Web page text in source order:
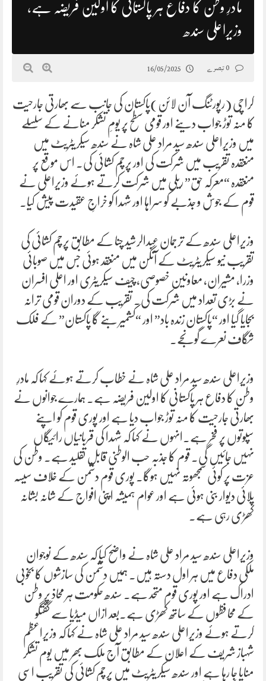
مادرِ وطن کا دفاع ہر پاکستانی کا اولین فریضہ ہے،
وزیراعلی سندھ
16/05/2025
کراچی (رپورٹنگ آن لائن)پاکستان کی جانب سے بھارتی جارحیت
کا منہ توڑ جواب دینے اور قومی سطح پر یومِ تشکر منانے کے سلسلے
میں وزیراعلی سندھ سید مراد علی شاہ نے سندھ سیکریٹریٹ میں
منعقدہ تقریب میں شرکت کی اور پرچم کشائی کی۔ اس موقع پر
منعقدہ “معرکہ حق” ریلی میں شرکت کرتے ہوئے وزیراعلی نے
قوم کے جوش و جذبے کو سراہا اور شہدا کو خراجِ عقیدت پیش کیا۔
وزیراعلی سندھ کے ترجمان عبدالرشید چنا کے مطابق پرچم کشائی کی
تقریب نیو سیکریٹریٹ کے آنگن میں منعقد ہوئی جس میں صوبائی
وزرا، مشیران، معاونین خصوصی، چیف سیکریٹری اور اعلی افسران
نے بڑی تعداد میں شرکت کی۔ تقریب کے دوران قومی ترانہ
بجایا گیا اور “پاکستان زندہ باد” اور “کشمیر بنے گا پاکستان” کے فلک
شگاف نعرے گونجے۔
وزیراعلی سندھ سید مراد علی شاہ نے خطاب کرتے ہوئے کہا کہ مادرِ
وطن کا دفاع ہر پاکستانی کا اولین فریضہ ہے۔ ہمارے جوانوں نے
بھارتی جارحیت کا منہ توڑ جواب دیا ہے اور پوری قوم کو اپنے
سپوتوں پر فخر ہے۔انہوں نے کہا کہ شہدا کی قربانیاں رائیگاں
نہیں جائیں گی۔ قوم کا جذبہ حب الوطنی قابلِ تقلید ہے۔ وطن کی
عزت پر کوئی سمجھوتہ نہیں ہوگا۔ پوری قوم دشمن کے خلاف سیسہ
پلائی دیوار بنی ہوئی ہے اور عوام ہمیشہ اپنی افواج کے شانہ بشانہ
کھڑی رہی ہے۔
وزیراعلی سندھ سید مراد علی شاہ نے واضح کیا کہ سندھ کے نوجوان
ملکی دفاع میں ہر اول دستہ ہیں۔ ہمیں دشمن کی سازشوں کا بخوبی
ادراک ہے اور پوری قوم متحد ہے۔ سندھ حکومت ہر محاذ پر وطن
کے محافظوں کے ساتھ کھڑی ہے۔بعد ازاں میڈیا سے گفتگو
کرتے ہوئے وزیراعلی سندھ سید مراد علی شاہ نے کہا کہ وزیراعظم
شہباز شریف کے اعلان کے مطابق آج ملک بھر میں یوم تشکر
منایا جا رہا ہے اور سندھ سیکریٹریٹ میں پرچم کشائی کی تقریب اسی